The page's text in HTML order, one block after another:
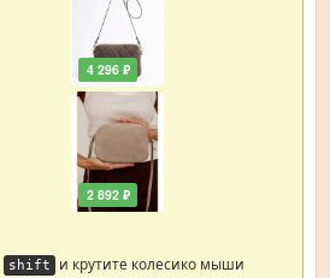
4 296 ₽
2 892 ₽
shift и крутите колесико мыши